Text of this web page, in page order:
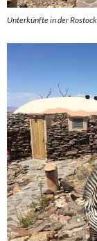
Unterkünfte in der